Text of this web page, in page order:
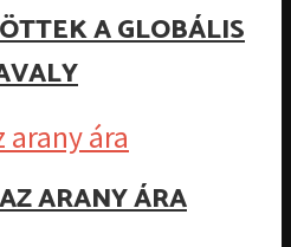
A GLOBÁLIS
ARANY ÁRA